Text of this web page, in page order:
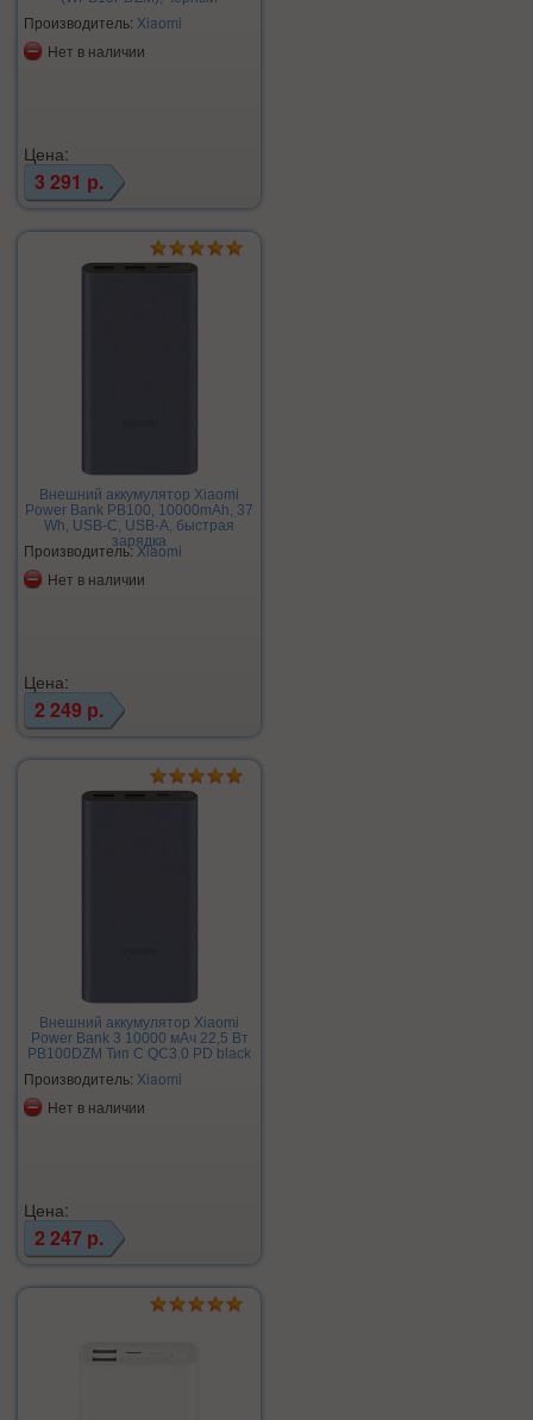
Производитель: Xiaomi
Нет в наличии
Цена:
3 291 р.
Внешний аккумулятор Xiaomi
Power Bank PB100, 10000mAh, 37
Wh, USB-C, USB-A, быстрая
зарядка
Производитель:Xiaomi
Нет в наличии
Цена:
2 249 р.
Внешний аккумулятор Xiaomi
Power Bank 3 10000 мАч 22,5 Вт
PB100DZM Тип C QC3.0 PD black
Производитель: Xiaomi
Нет в наличии
Цена:
2 247 р.